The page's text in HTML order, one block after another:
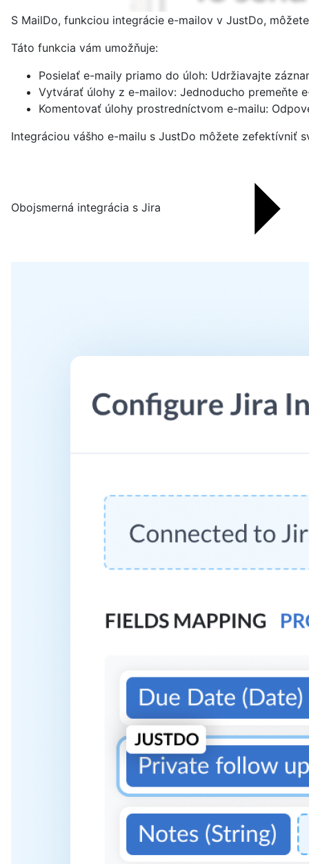
S MailDo, funkciou integrácie e-mailov v JustDo,
Táto funkcia vám umožňuje:
Posielať e-maily priamo do úloh: Udržiavajte
Vytvárať úlohy z e-mailov: Jednoducho premeňte
Komentovať úlohy prostredníctvom e-mailu:
Integráciou vášho e-mailu s JustDo môžete zefektívniť
Obojsmerná integrácia s Jira